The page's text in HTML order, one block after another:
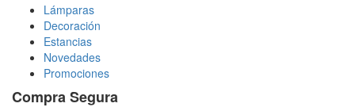
Lámparas
Decoración
Estancias
Novedades
Promociones
Compra Segura